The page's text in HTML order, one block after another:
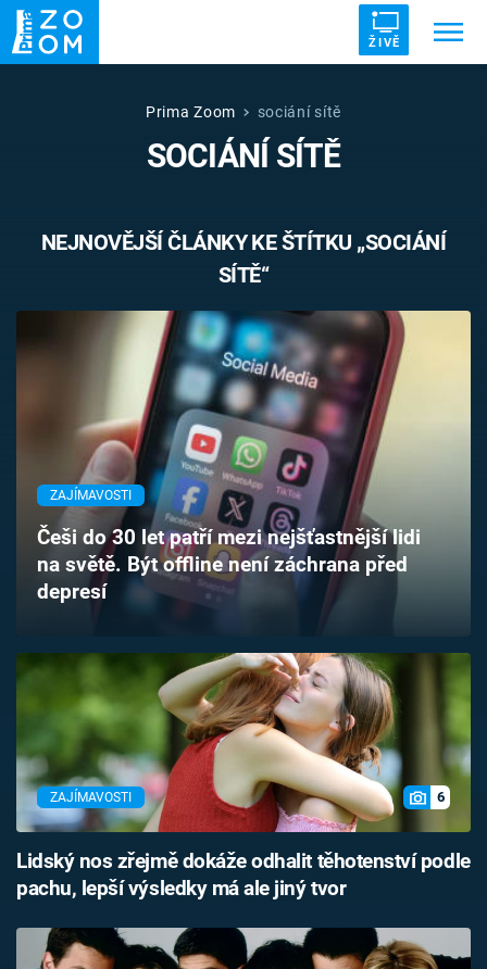
ŽIVĚ
UFO DRUHÁ SVĚTOVÁ VÁLKA
VETŘELCI DÁVNOVĚKU
Témata
TV Program
Časopis
Sledujte prima+
Sledujte nás
Prima Zoom sociání sítě
SOCIÁNÍ SÍTĚ
NEJNOVĚJŠÍ ČLÁNKY KE ŠTÍTKU „SOCIÁNÍ
SÍTĚ“
ZAJÍMAVOSTI
Češi do 30 let patří mezi nejšťastnější lidi
na světě. Být offline není záchrana před
depresí
ZAJÍMAVOSTI 6
Lidský nos zřejmě dokáže odhalit těhotenství podle
pachu, lepší výsledky má ale jiný tvor